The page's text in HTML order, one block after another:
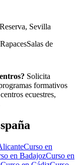
Sevilla
Salas de
Solicita
formativos
ecuestres,
Curso en
en BadajozCurso en